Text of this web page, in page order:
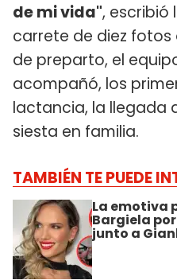
de mi vida", escribió
carrete de diez
de preparto, el
acompañó, los
lactancia, la llegada
siesta en familia.
TAMBIÉN TE PUEDE
La emotiva
Bargiela
junto a